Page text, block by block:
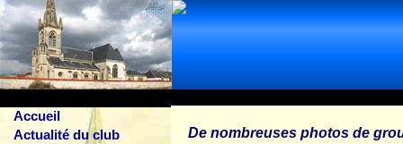
Accueil
Actualité du club
De nombreuses photos de